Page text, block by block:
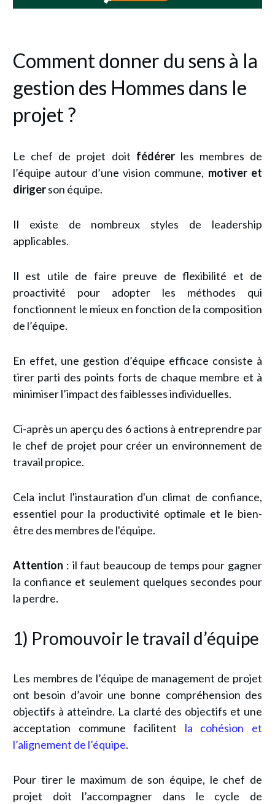
Comment donner du sens à la
gestion des Hommes dans le
projet ?
Le chef de projet doit fédérer les membres de
l’équipe autour d’une vision commune, motiver et
dirigerson équipe.
Il existe de nombreux styles de leadership
applicables.
Il est utile de faire preuve de flexibilité et de
proactivité pour adopter les méthodes qui
fonctionnent le mieux en fonction de la composition
de l’équipe.
En effet, une gestion d’équipe efficace consiste à
tirer parti des points forts de chaque membre et à
minimiser l’impact des faiblesses individuelles.
Ci-après un aperçu des 6 actions à entreprendre par
le chef de projet pour créer un environnement de
travail propice.
Cela inclut l'instauration d'un climat de confiance,
essentiel pour la productivité optimale et le bien-
être des membres de l'équipe.
Attention : il faut beaucoup de temps pour gagner
la confiance et seulement quelques secondes pour
la perdre.
1) Promouvoir le travail d’équipe
Les membres de l’équipe de management de projet
ont besoin d’avoir une bonne compréhension des
objectifs à atteindre. La clarté des objectifs et une
acceptation commune facilitent la cohésion et
l’alignement de l’équipe.
Pour tirer le maximum de son équipe, le chef de
projet doit l’accompagner dans le cycle de